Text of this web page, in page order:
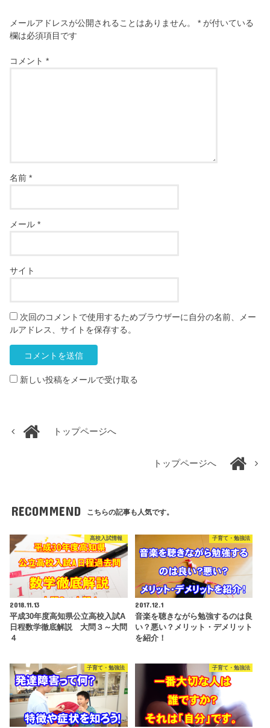
メールアドレスが公開されることはありません。 * が付いている
欄は必須項目です
コメント*
名前*
メール*
サイト
次回のコメントで使用するためブラウザーに自分の名前、メー
ルアドレス、サイトを保存する。
新しい投稿をメールで受け取る
トップページへ
トップページへ
RECOMMEND こちらの記事も人気です。
高校入試情報
2018.11.13
平成30年度高知県公立高校入試A
日程数学徹底解説 大問３～大問
４
子育て・勉強法
2017.12.1
音楽を聴きながら勉強するのは良
い？悪い？メリット・デメリット
を紹介！
子育て・勉強法 子育て・勉強法